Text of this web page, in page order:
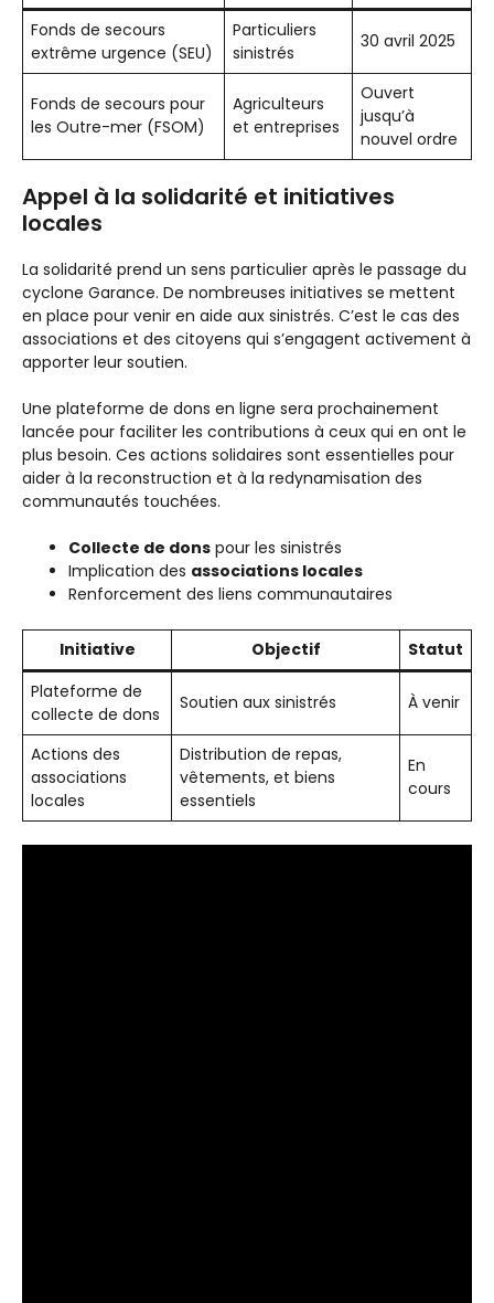
Fonds de secours
extrême urgence (SEU)
Particuliers
sinistrés
30 avril 2025
Fonds de secours pour
les Outre-mer (FSOM)
Agriculteurs
et entreprises
Ouvert
jusqu’à
nouvel ordre
Appel à la solidarité et initiatives
locales
La solidarité prend un sens particulier après le passage du
cyclone Garance. De nombreuses initiatives se mettent
en place pour venir en aide aux sinistrés. C’est le cas des
associations et des citoyens qui s’engagent activement à
apporter leur soutien.
Une plateforme de dons en ligne sera prochainement
lancée pour faciliter les contributions à ceux qui en ont le
plus besoin. Ces actions solidaires sont essentielles pour
aider à la reconstruction et à la redynamisation des
communautés touchées.
Collecte de dons pour les sinistrés
Implication des associations locales
Renforcement des liens communautaires
Initiative Objectif
Statut
Plateforme de
collecte de dons
Soutien aux sinistrés À venir
Actions des
associations
locales
Distribution de repas,
vêtements, et biens
essentiels
En
cours